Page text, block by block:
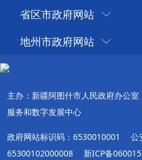
省区市政府网站
地州市政府网站
主办：新疆阿图什市人民政府办公室
服务和数字发展中心
政府网站标识码：6530010001
公
65300102000008
新ICP备